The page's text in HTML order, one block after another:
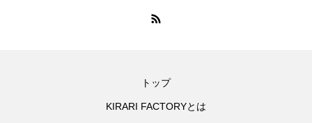
トップ
KIRARI FACTORYとは